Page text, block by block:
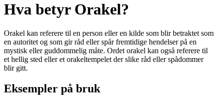
Hva betyr Orakel?
Orakel kan referere til en person eller en kilde som blir betraktet som
en autoritet og som gir råd eller spår fremtidige hendelser på en
mystisk eller guddommelig måte. Ordet orakel kan også referere til
et hellig sted eller et orakeltempelet der slike råd eller spådommer
blir gitt.
Eksempler på bruk